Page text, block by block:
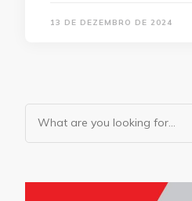
13 DE DEZEMBRO DE 2024